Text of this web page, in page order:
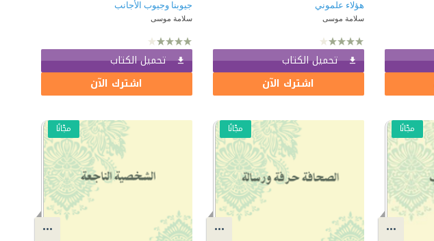
هؤلاء علموني
سلامة موسى
تحميل الكتاب
اشترك الآن
جيوبنا وجيوب الأجانب
سلامة موسى
تحميل الكتاب
اشترك الآن
مجّانًا مجّانًا مجّانًا